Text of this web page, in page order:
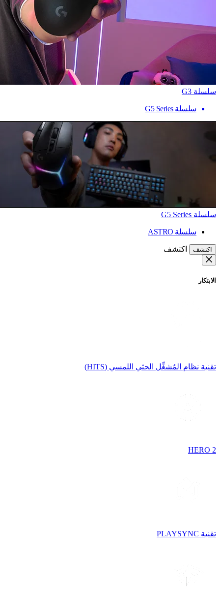
سلسلة G3
سلسلة G5 Series
سلسلة G5 Series
سلسلة ASTRO
اكتشف اكتشف
الابتكار
تقنية نظام المُشغِّل الحثي اللمسي (HITS)
HERO 2
تقنية PLAYSYNC